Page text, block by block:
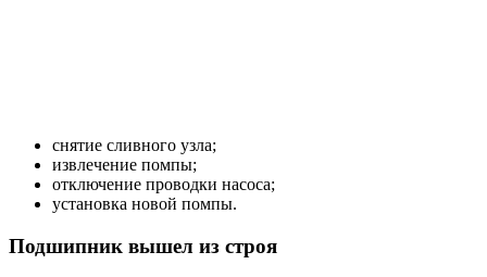
снятие сливного узла;
извлечение помпы;
отключение проводки насоса;
установка новой помпы.
Подшипник вышел из строя